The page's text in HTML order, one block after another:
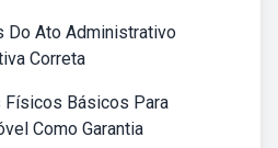
Do Ato Administrativo
Correta
Físicos Básicos Para
Como Garantia